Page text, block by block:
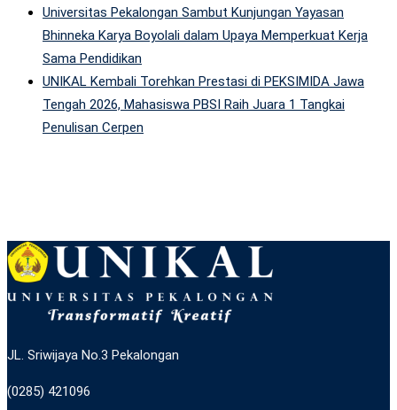
Universitas Pekalongan Sambut Kunjungan Yayasan
Bhinneka Karya Boyolali dalam Upaya Memperkuat Kerja
Sama Pendidikan
UNIKAL Kembali Torehkan Prestasi di PEKSIMIDA Jawa
Tengah 2026, Mahasiswa PBSI Raih Juara 1 Tangkai
Penulisan Cerpen
JL. Sriwijaya No.3 Pekalongan
(0285) 421096